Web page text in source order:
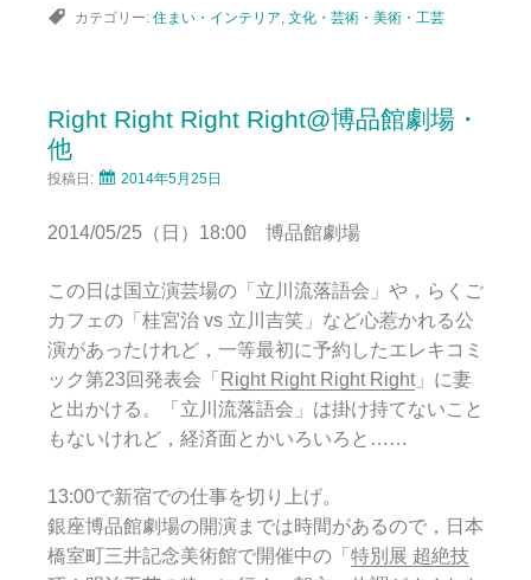
カテゴリー: 住まい・インテリア 文化・芸術・美術・工芸
Right Right Right Right@博品館劇場・
他
投稿日: 2014年5月25日
2014/05/25（日）18:00 博品館劇場
この日は国立演芸場の「立川流落語会」や，らくご
カフェの「桂宮治 vs 立川吉笑」など心惹かれる公
演があったけれど，一等最初に予約したエレキコミ
ック第23回発表会「 Right Right Right Right」に妻
と出かける。「立川流落語会」は掛け持てないこと
もないけれど，経済面とかいろいろと……
13:00で新宿での仕事を切り上げ。
銀座博品館劇場の開演までは時間があるので，日本
橋室町三井記念美術館で開催中の「 特別展 超絶技